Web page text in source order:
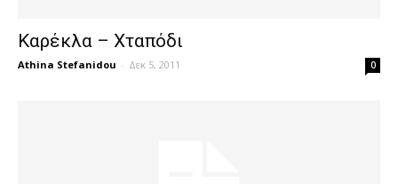
Καρέκλα – Χταπόδι
Athina Stefanidou - Δεκ 5, 2011 0